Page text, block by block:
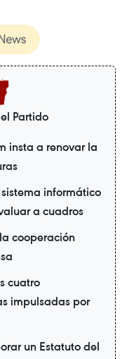
Partido
insta a renovar la
informático
a cuadros
cooperación
cuatro
impulsadas por
un Estatuto del